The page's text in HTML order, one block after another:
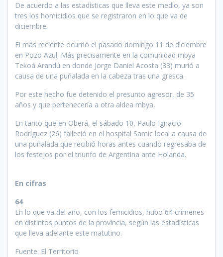
De acuerdo a las estadísticas que lleva este medio, ya son
tres los homicidios que se registraron en lo que va de
diciembre.
El más reciente ocurrió el pasado domingo 11 de diciembre
en Pozo Azul. Más precisamente en la comunidad mbya
Tekoá Arandú en donde Jorge Daniel Acosta (33) murió a
causa de una puñalada en la cabeza tras una gresca.
Por este hecho fue detenido el presunto agresor, de 35
años y que pertenecería a otra aldea mbya,
En tanto que en Oberá, el sábado 10, Paulo Ignacio
Rodríguez (26) falleció en el hospital Samic local a causa de
una puñalada que recibió horas antes cuando regresaba de
los festejos por el triunfo de Argentina ante Holanda.
En cifras
64
En lo que va del año, con los femicidios, hubo 64 crímenes
en distintos puntos de la provincia, según las estadísticas
que lleva adelante este matutino.
Fuente: El Territorio